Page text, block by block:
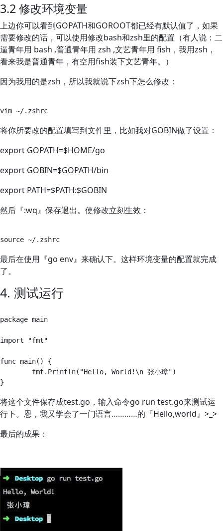
3.2 修改环境变量
上边你可以看到GOPATH和GOROOT都已经有默认值了，如果
需要修改的话，可以使用修改bash和zsh里的配置（有人说：二
逼青年用 bash ,普通青年用 zsh ,文艺青年用 fish，我用zsh，
看来我是普通青年，有空用fish装下文艺青年。）
因为我用的是zsh，所以我就说下zsh下怎么修改：
将你所要改的配置填写到文件里，比如我对GOBIN做了设置：
export GOPATH=$HOME/go
export GOBIN=$GOPATH/bin
export PATH=$PATH:$GOBIN
然后『:wq』保存退出。使修改立刻生效：
最后在使用『go env』来确认下。这样环境变量的配置就完成
了。
4. 测试运行
package main
import "fmt"
func main() {
将这个文件保存成test.go，输入命令go run test.go来测试运
行下。恩，我又学会了一门语言…………的『Hello,world』>_>
最后的成果：